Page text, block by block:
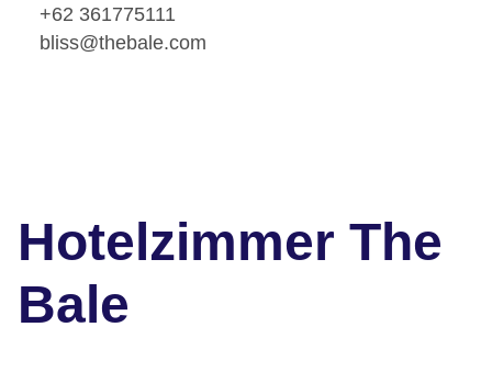
+62 361775111
bliss@thebale.com
Hotelzimmer The
Bale